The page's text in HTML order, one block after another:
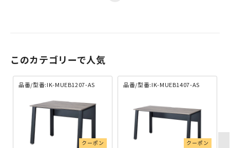
このカテゴリーで人気
品番/型番:IK-MUEB1207-AS
クーポン
品番/型番:IK-MUEB1407-AS
クーポン